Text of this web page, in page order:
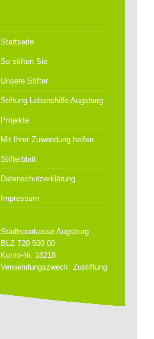
Startseite
So stiften Sie
Unsere Stifter
Stiftung Lebenshilfe Augsburg
Projekte
Mit Ihrer Zuwendung helfen
Stifterblatt
Datenschutzerklärung
Impressum
Stadtsparkasse Augsburg
BLZ 720 500 00
Konto-Nr. 18218
Verwendungszweck: Zustiftung